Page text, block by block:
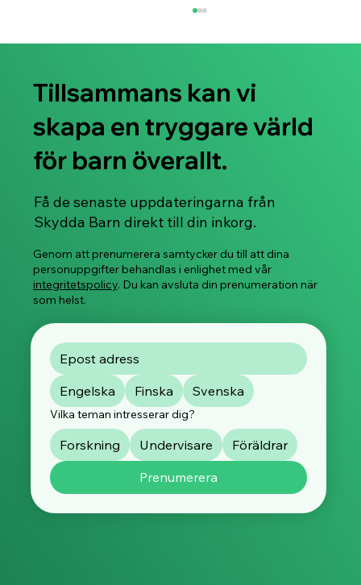
Tillsammans kan vi
skapa en tryggare värld
för barn överallt.
Få de senaste uppdateringarna från
Skydda Barn direkt till din inkorg.
Genom att prenumerera samtycker du till att dina
personuppgifter behandlas i enlighet med vår
integritetspolicy. Du kan avsluta din prenumeration när
som helst.
Engelska Finska Svenska
Vilka teman intresserar dig?
Forskning Undervisare
Föräldrar
Prenumerera